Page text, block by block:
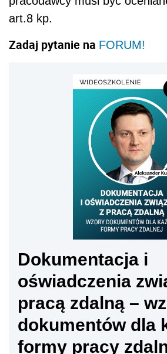
art.8 kp.
Zadaj pytanie na FORUM!
Dokumentacja i
oświadczenia
pracą zdalną –
dokumentów dla
formy pracy